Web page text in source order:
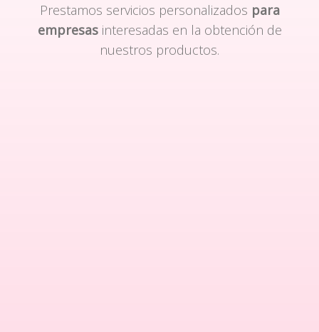
Prestamos servicios personalizados para
empresasinteresadas en la obtención de
nuestros productos.